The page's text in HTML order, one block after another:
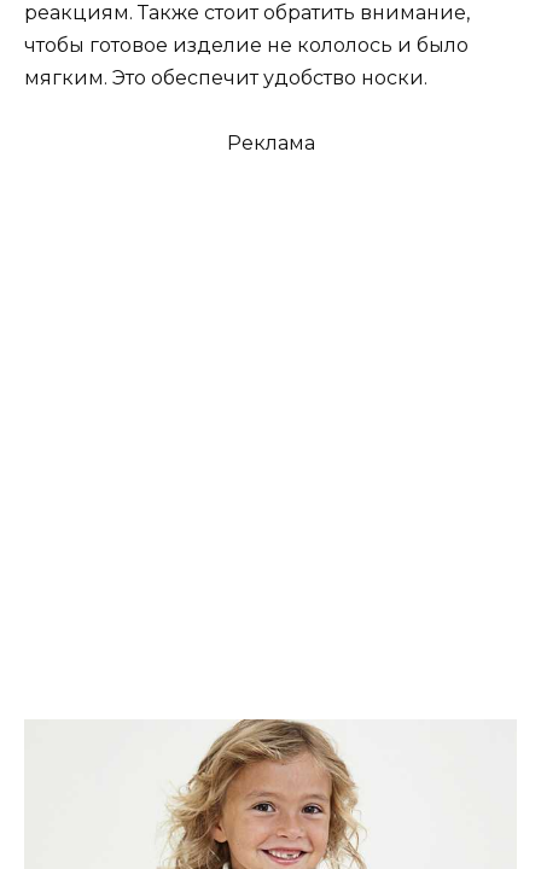
реакциям. Также стоит обратить внимание,
чтобы готовое изделие не кололось и было
мягким. Это обеспечит удобство носки.
Реклама